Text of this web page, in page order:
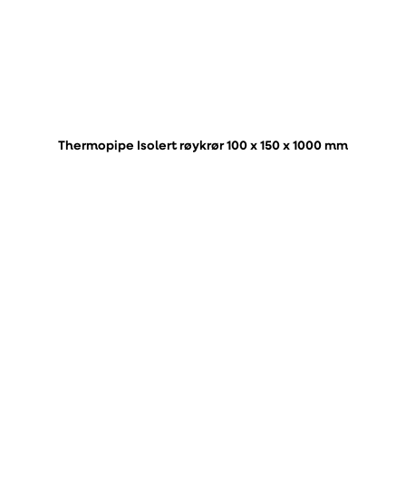
Thermopipe Isolert røykrør 100 x 150 x 1000 mm